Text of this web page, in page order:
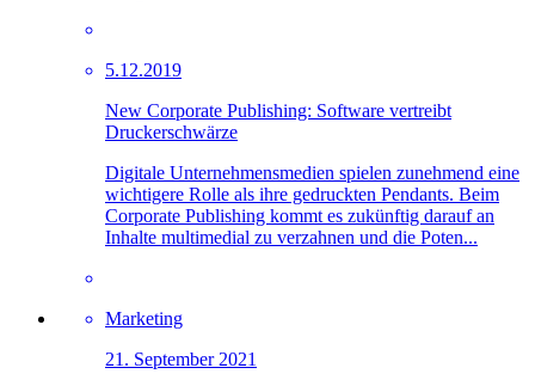
5.12.2019
New Corporate Publishing: Software vertreibt
Druckerschwärze
Digitale Unternehmensmedien spielen zunehmend eine
wichtigere Rolle als ihre gedruckten Pendants. Beim
Corporate Publishing kommt es zukünftig darauf an
Inhalte multimedial zu verzahnen und die Poten...
Marketing
21. September 2021